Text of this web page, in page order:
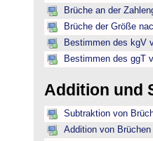
Brüche an der
Brüche der Größe
Bestimmen des kgV
Bestimmen des ggT
Addition und
Subtraktion von
Addition von